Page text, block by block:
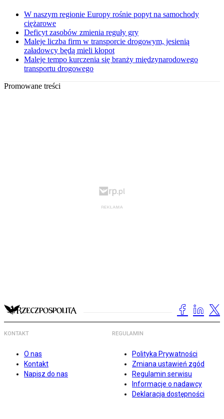
W naszym regionie Europy rośnie popyt na samochody
ciężarowe
Deficyt zasobów zmienia reguły gry
Maleje liczba firm w transporcie drogowym, jesienią
załadowcy będą mieli kłopot
Maleje tempo kurczenia się branży międzynarodowego
transportu drogowego
Promowane treści
KONTAKT
O nas
Kontakt
Napisz do nas
REGULAMIN
Polityka Prywatności
Zmiana ustawień zgód
Regulamin serwisu
Informacje o nadawcy
Deklaracja dostępności